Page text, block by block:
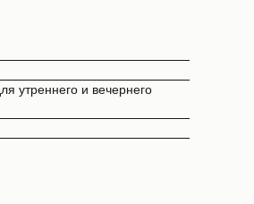
утреннего и вечернего